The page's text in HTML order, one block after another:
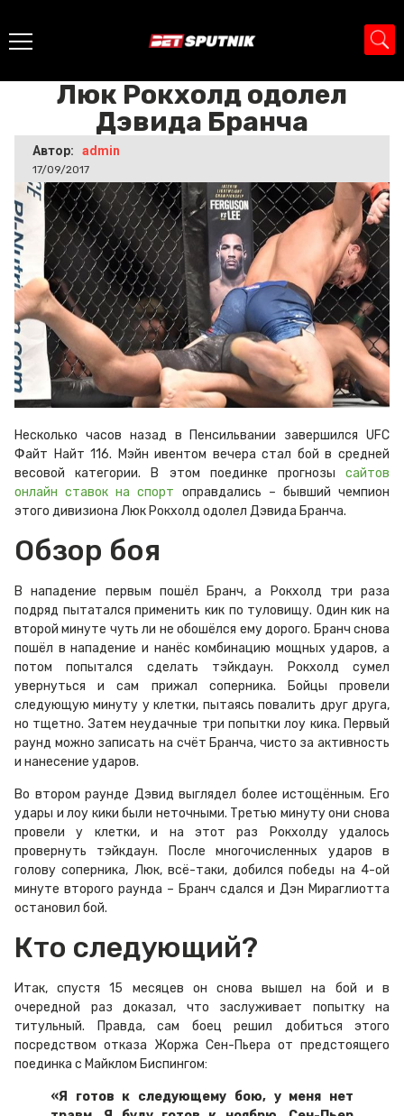
Люк Рокхолд одолел Дэвида Бранча
Люк Рокхолд одолел
Дэвида Бранча
Автор: admin
17/09/2017
Несколько часов назад в Пенсильвании завершился UFC
Файт Найт 116. Мэйн ивентом вечера стал бой в средней
весовой категории. В этом поединке прогнозы сайтов
онлайн ставок на спорт оправдались – бывший чемпион
этого дивизиона Люк Рокхолд одолел Дэвида Бранча.
Обзор боя
В нападение первым пошёл Бранч, а Рокхолд три раза
подряд пытатался применить кик по туловищу. Один кик на
второй минуте чуть ли не обошёлся ему дорого. Бранч снова
пошёл в нападение и нанёс комбинацию мощных ударов, а
потом попытался сделать тэйкдаун. Рокхолд сумел
увернуться и сам прижал соперника. Бойцы провели
следующую минуту у клетки, пытаясь повалить друг друга,
но тщетно. Затем неудачные три попытки лоу кика. Первый
раунд можно записать на счёт Бранча, чисто за активность
и нанесение ударов.
Во втором раунде Дэвид выглядел более истощённым. Его
удары и лоу кики были неточными. Третью минуту они снова
провели у клетки, и на этот раз Рокхолду удалось
провернуть тэйкдаун. После многочисленных ударов в
голову соперника, Люк, всё-таки, добился победы на 4-ой
минуте второго раунда – Бранч сдался и Дэн Мираглиотта
остановил бой.
Кто следующий?
Итак, спустя 15 месяцев он снова вышел на бой и в
очередной раз доказал, что заслуживает попытку на
титульный. Правда, сам боец решил добиться этого
посредством отказа Жоржа Сен-Пьера от предстоящего
поединка с Майклом Биспингом:
«Я готов к следующему бою, у меня нет